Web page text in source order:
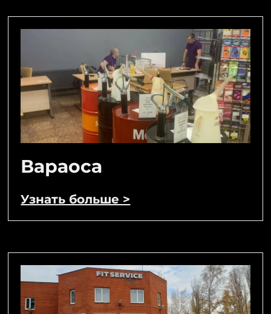
Вараоса
Узнать больше >